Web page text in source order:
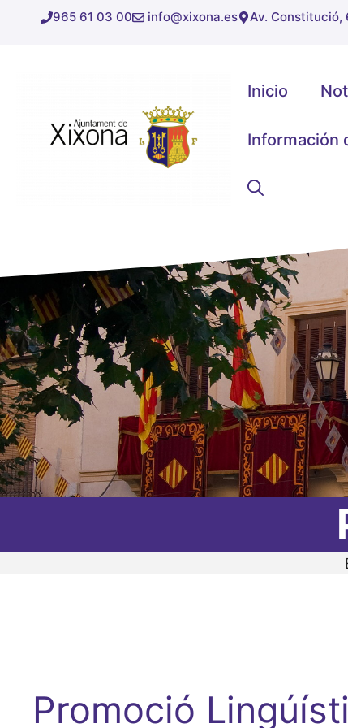
965 61 03 00 info@xixona.es Av. Constitució,
Inicio
Información
Promoció